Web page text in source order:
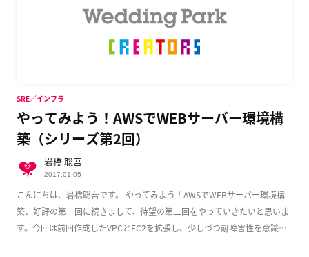
やってみよう！AWSでWEBサーバー環境構
築（シリーズ第2回）
こんにちは、岩橋聡吾です。 やってみよう！AWSでWEBサーバー環境構
築、好評の第一回に続きまして、待望の第二回をやっていきたいと思いま
す。今回は前回作成したVPCとEC2を拡張し、少しづつ耐障害性を意識し
SRE／インフラ
岩橋 聡吾
2017.01.05